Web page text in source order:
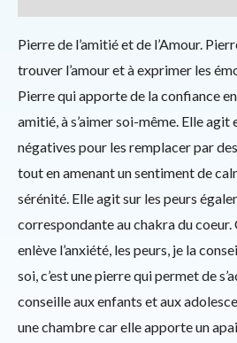
Pierre de l’amitié et de l’Amour.
trouver l’amour et à exprimer les
Pierre qui apporte de la confiance
amitié, à s’aimer soi-même. Elle agit
négatives pour les remplacer par
tout en amenant un sentiment de
sérénité. Elle agit sur les peurs
correspondante au chakra du coeur.
enlève l’anxiété, les peurs, je la
soi, c’est une pierre qui permet de
conseille aux enfants et aux
une chambre car elle apporte un